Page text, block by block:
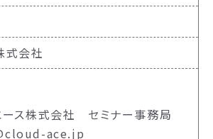
式会社
ース株式会社 セミナー事務局
ace.jp